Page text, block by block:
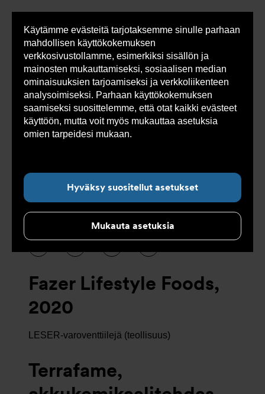
Käytämme evästeitä tarjotaksemme sinulle parhaan
mahdollisen käyttökokemuksen
verkkosivustollamme, esimerkiksi sisällön ja
mainosten mukauttamiseksi, sosiaalisen median
ominaisuuksien tarjoamiseksi ja verkkoliikenteen
analysoimiseksi. Parhaan käyttökokemuksen
saamiseksi suosittelemme, että otat kaikki evästeet
käyttöön, mutta voit myös mukauttaa asetuksia
omien tarpeidesi mukaan.
Hyväksy suositellut asetukset
Mukauta asetuksia
Alanavigointi ”Yritys”
Referenssejä
projekteista, joissa olemme olleet mukana
viime vuosina.
Fazer Lifestyle Foods,
2020
LESER-varoventtiilejä (teollisuus)
Terrafame,